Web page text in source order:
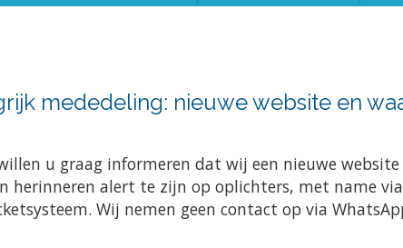
mededeling: nieuwe website en
u graag informeren dat wij een nieuwe
herinneren alert te zijn op oplichters, met name
Wij nemen geen contact op via